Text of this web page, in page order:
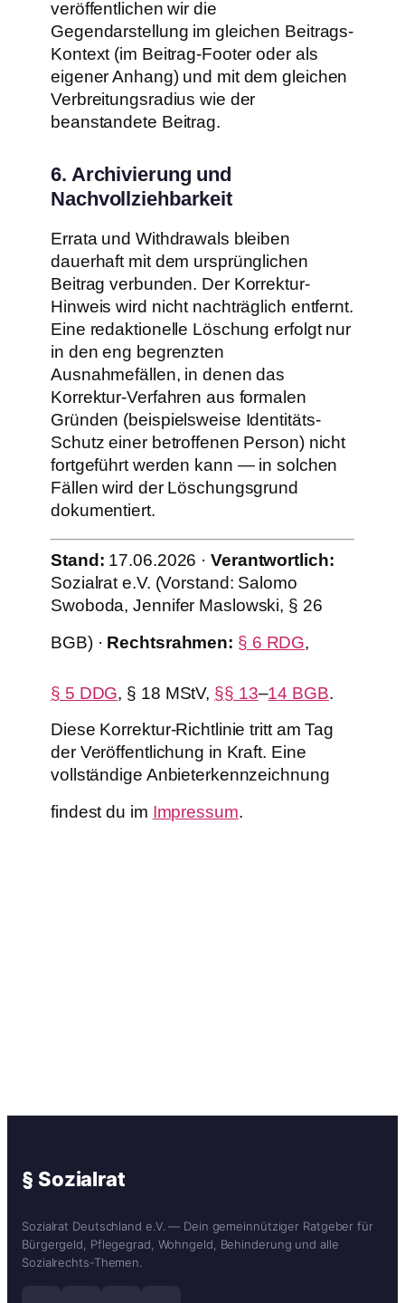
veröffentlichen wir die
Gegendarstellung im gleichen Beitrags-
Kontext (im Beitrag-Footer oder als
eigener Anhang) und mit dem gleichen
Verbreitungsradius wie der
beanstandete Beitrag.
6. Archivierung und
Nachvollziehbarkeit
Errata und Withdrawals bleiben
dauerhaft mit dem ursprünglichen
Beitrag verbunden. Der Korrektur-
Hinweis wird nicht nachträglich entfernt.
Eine redaktionelle Löschung erfolgt nur
in den eng begrenzten
Ausnahmefällen, in denen das
Korrektur-Verfahren aus formalen
Gründen (beispielsweise Identitäts-
Schutz einer betroffenen Person) nicht
fortgeführt werden kann — in solchen
Fällen wird der Löschungsgrund
dokumentiert.
Stand: 17.06.2026 ·Verantwortlich:
Sozialrat e.V. (Vorstand: Salomo
Swoboda, Jennifer Maslowski, § 26
BGB) · Rechtsrahmen: § 6 RDG,
§ 5 DDG, § 18 MStV, §§ 13–14 BGB.
Diese Korrektur-Richtlinie tritt am Tag
der Veröffentlichung in Kraft. Eine
vollständige Anbieterkennzeichnung
findest du im Impressum.
§ Sozialrat
Sozialrat Deutschland e.V. — Dein gemeinnütziger Ratgeber für
Bürgergeld, Pflegegrad, Wohngeld, Behinderung und alle
Sozialrechts-Themen.